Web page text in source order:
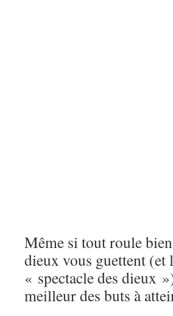
Même si tout roule
dieux vous guettent (et
« spectacle des dieux
meilleur des buts à